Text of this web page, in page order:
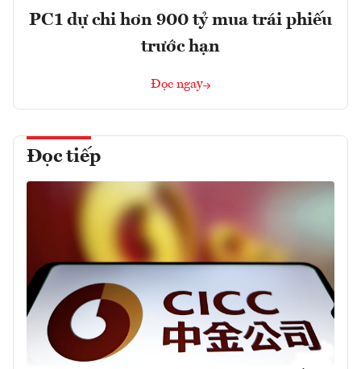
PC1 dự chi hơn 900 tỷ mua trái phiếu
trước hạn
Đọc ngay
Đọc tiếp